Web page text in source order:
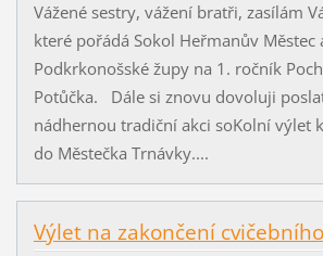
Vážené sestry, vážení bratři, zasílám
které pořádá Sokol Heřmanův Městec
Podkrkonošské župy na 1. ročník
Potůčka. Dále si znovu dovoluji
nádhernou tradiční akci soKolní výlet
do Městečka Trnávky....
Výlet na zakončení